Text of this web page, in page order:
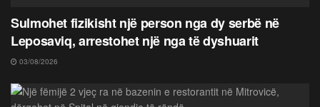
Sulmohet fizikisht një person nga dy serbë në
Leposaviq, arrestohet një nga të dyshuarit
03/08/2026